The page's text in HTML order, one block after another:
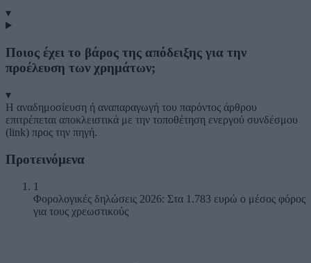
▾
Ποιος έχει το βάρος της απόδειξης για την
προέλευση των χρημάτων;
▾
Η αναδημοσίευση ή αναπαραγωγή του παρόντος άρθρου
επιτρέπεται αποκλειστικά με την τοποθέτηση ενεργού συνδέσμου
(link) προς την πηγή.
Προτεινόμενα
1
Φορολογικές δηλώσεις 2026: Στα 1.783 ευρώ ο μέσος φόρος
για τους χρεωστικούς